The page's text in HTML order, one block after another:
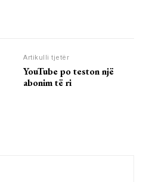
Artikulli tjetër
YouTube po teston një
abonim të ri